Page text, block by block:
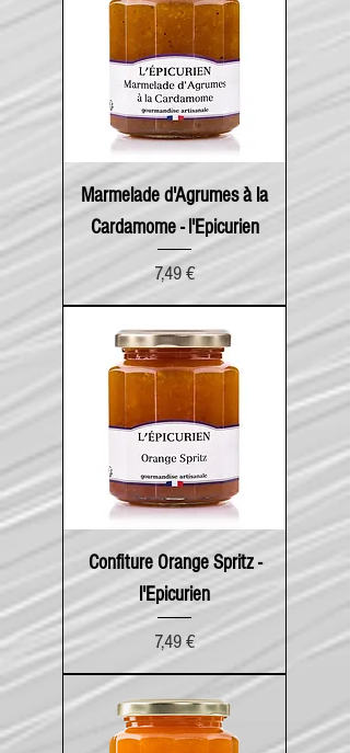
Marmelade d'Agrumes à la
Cardamome - l'Epicurien
Prix
7,49 €
Confiture Orange Spritz -
l'Epicurien
Prix
7,49 €